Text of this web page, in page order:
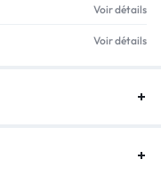
Voir détails
Voir détails